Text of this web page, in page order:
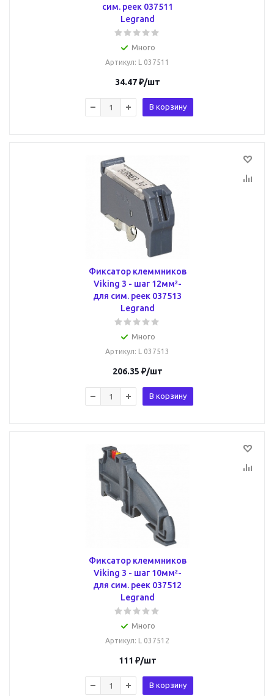
сим. реек 037511
Legrand
Много
Артикул: L 037511
34.47₽/шт
В корзину
Фиксатор клеммников
Viking 3 - шаг 12мм²-
для сим. реек 037513
Legrand
Много
Артикул: L 037513
206.35 ₽/шт
В корзину
Фиксатор клеммников
Viking 3 - шаг 10мм²-
для сим. реек 037512
Legrand
Много
Артикул: L 037512
111 ₽/шт
В корзину